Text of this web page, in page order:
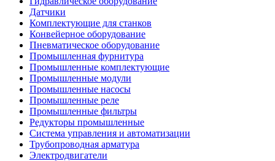
Датчики
Комплектующие для станков
Конвейерное оборудование
Пневматическое оборудование
Промышленная фурнитура
Промышленные комплектующие
Промышленные модули
Промышленные насосы
Промышленные реле
Промышленные фильтры
Редукторы промышленные
Система управления и автоматизации
Трубопроводная арматура
Электродвигатели